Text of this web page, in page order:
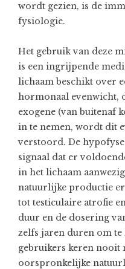
wordt gezien, is de
fysiologie.
Het gebruik van deze
is een ingrijpende
lichaam beschikt over
hormonaal evenwicht,
exogene (van buitenaf
in te nemen, wordt dit
verstoord. De
signaal dat er
in het lichaam
natuurlijke productie
tot testiculaire atrofie
duur en de dosering
zelfs jaren duren om
gebruikers keren nooit
oorspronkelijke